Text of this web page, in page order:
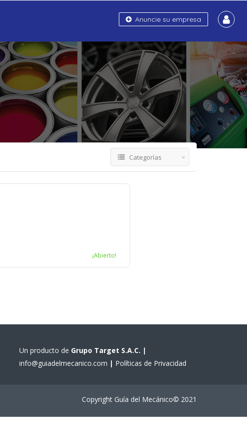
Anuncie su empresa
Categorías
¡Abierto!
Un producto de Grupo Target S.A.C. |
info@guiadelmecanico.com | Políticas de Privacidad
Copyright Guía del Mecánico© 2021